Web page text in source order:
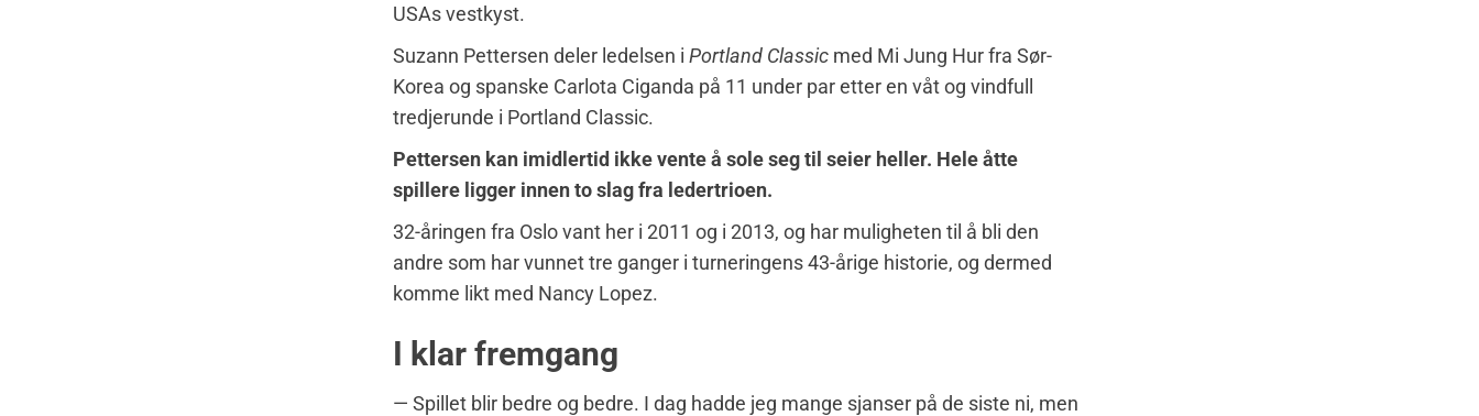
USAs vestkyst.
Suzann Pettersen deler ledelsen i Portland Classic med Mi Jung Hur fra Sør-
Korea og spanske Carlota Ciganda på 11 under par etter en våt og vindfull
tredjerunde i Portland Classic.
Pettersen kan imidlertid ikke vente å sole seg til seier heller. Hele åtte
spillere ligger innen to slag fra ledertrioen.
32-åringen fra Oslo vant her i 2011 og i 2013, og har muligheten til å bli den
andre som har vunnet tre ganger i turneringens 43-årige historie, og dermed
komme likt med Nancy Lopez.
I klar fremgang
— Spillet blir bedre og bedre. I dag hadde jeg mange sjanser på de siste ni, men